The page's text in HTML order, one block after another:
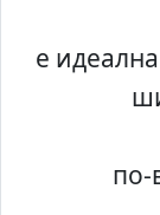
е
по-